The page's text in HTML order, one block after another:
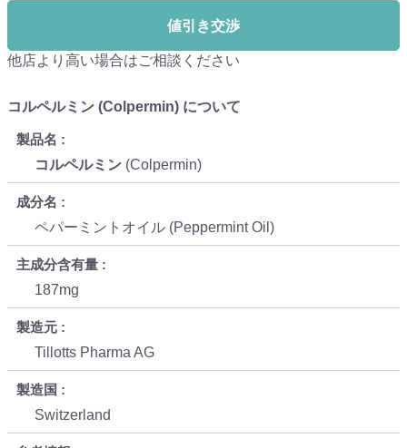
値引き交渉
他店より高い場合はご相談ください
コルペルミン (Colpermin) について
製品名
コルペルミン (Colpermin)
成分名
ペパーミントオイル (Peppermint Oil)
主成分含有量
187mg
製造元
Tillotts Pharma AG
製造国
Switzerland